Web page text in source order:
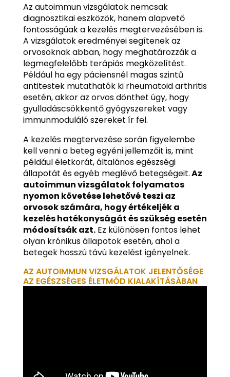
Az autoimmun vizsgálatok nemcsak
diagnosztikai eszközök, hanem alapvető
fontosságúak a kezelés megtervezésében is.
A vizsgálatok eredményei segítenek az
orvosoknak abban, hogy meghatározzák a
legmegfelelőbb terápiás megközelítést.
Például ha egy páciensnél magas szintű
antitestek mutathatók ki rheumatoid arthritis
esetén, akkor az orvos dönthet úgy, hogy
gyulladáscsökkentő gyógyszereket vagy
immunmoduláló szereket ír fel.
A kezelés megtervezése során figyelembe
kell venni a beteg egyéni jellemzőit is, mint
például életkorát, általános egészségi
állapotát és egyéb meglévő betegségeit.Az
autoimmun vizsgálatok folyamatos
nyomon követése lehetővé teszi az
orvosok számára, hogy értékeljék a
kezelés hatékonyságát és szükség esetén
módosítsák azt.Ez különösen fontos lehet
olyan krónikus állapotok esetén, ahol a
betegek hosszú távú kezelést igényelnek.
AZ AUTOIMMUN VIZSGÁLATOK JELENTŐSÉGE
AZ EGÉSZSÉGES ÉLETMÓD KIALAKÍTÁSÁBAN